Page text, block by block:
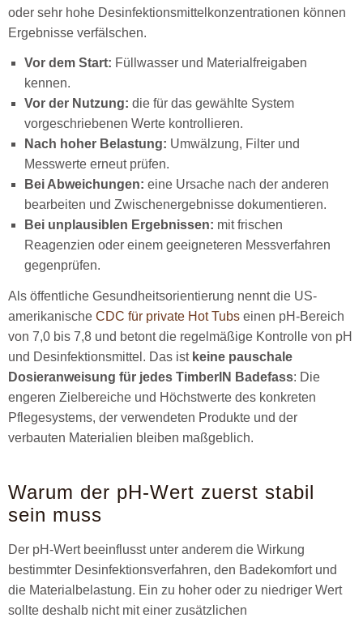
oder sehr hohe Desinfektionsmittelkonzentrationen können
Ergebnisse verfälschen.
Vor dem Start: Füllwasser und Materialfreigaben
kennen.
Vor der Nutzung: die für das gewählte System
vorgeschriebenen Werte kontrollieren.
Nach hoher Belastung: Umwälzung, Filter und
Messwerte erneut prüfen.
Bei Abweichungen: eine Ursache nach der anderen
bearbeiten und Zwischenergebnisse dokumentieren.
Bei unplausiblen Ergebnissen: mit frischen
Reagenzien oder einem geeigneteren Messverfahren
gegenprüfen.
Als öffentliche Gesundheitsorientierung nennt die US-
amerikanische CDC für private Hot Tubs einen pH-Bereich
von 7,0 bis 7,8 und betont die regelmäßige Kontrolle von pH
und Desinfektionsmittel. Das ist keine pauschale
Dosieranweisung für jedes TimberIN Badefass: Die
engeren Zielbereiche und Höchstwerte des konkreten
Pflegesystems, der verwendeten Produkte und der
verbauten Materialien bleiben maßgeblich.
Warum der pH-Wert zuerst stabil
sein muss
Der pH-Wert beeinflusst unter anderem die Wirkung
bestimmter Desinfektionsverfahren, den Badekomfort und
die Materialbelastung. Ein zu hoher oder zu niedriger Wert
sollte deshalb nicht mit einer zusätzlichen